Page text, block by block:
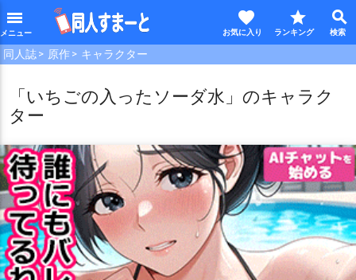
menu search
star
favorite
同人誌 原作 キャラクター
「いちごの入ったソーダ水」のキャラク
ター